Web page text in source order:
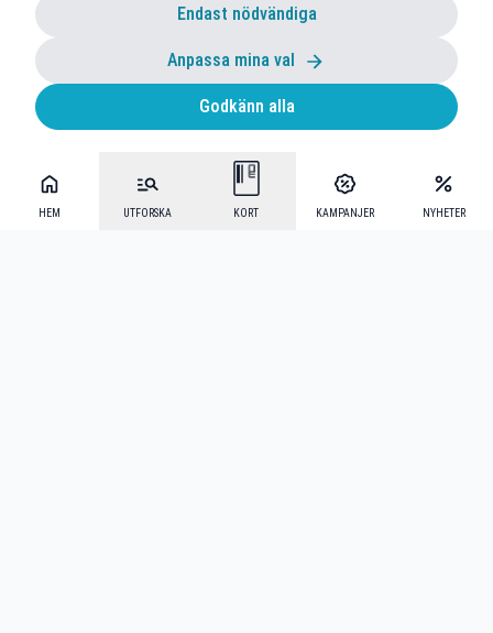
HEM UTFORSKA KORT KAMPANJER NYHETER
Endast nödvändiga
Anpassa mina val
Godkänn alla